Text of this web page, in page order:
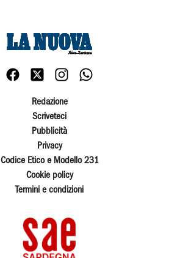
Redazione
Scriveteci
Pubblicità
Privacy
Codice Etico e Modello 231
Cookie policy
Termini e condizioni